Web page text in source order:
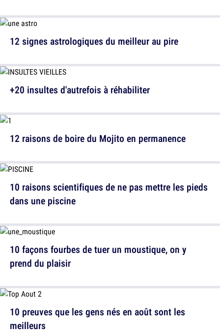
+20 insultes d'autrefois à réhabiliter
10 raisons scientifiques de ne pas mettre les pieds
dans une piscine
10 preuves que les gens nés en août sont les
meilleurs
12 signes astrologiques du meilleur au pire
12 raisons de boire du Mojito en permanence
10 façons fourbes de tuer un moustique, on y
prend du plaisir